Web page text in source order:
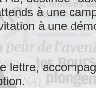
à une
à une
lettre,